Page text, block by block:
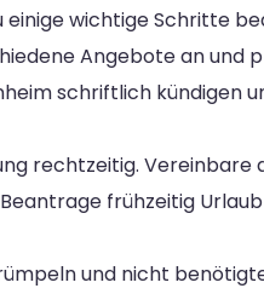
einige wichtige Schritte
Angebote an
schriftlich kündigen
rechtzeitig. Vereinbare
frühzeitig
und nicht